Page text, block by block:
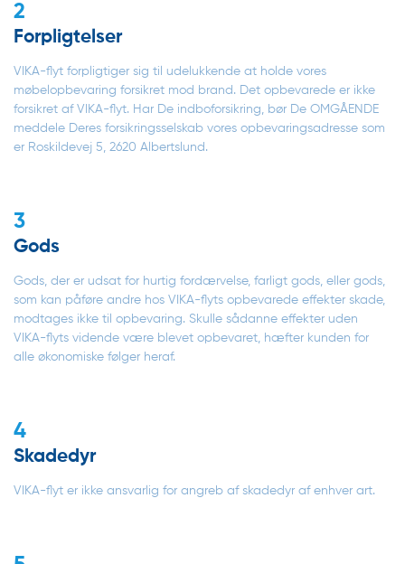
2
Forpligtelser
VIKA-flyt forpligtiger sig til udelukkende at holde vores
møbelopbevaring forsikret mod brand. Det opbevarede er ikke
forsikret af VIKA-flyt. Har De indboforsikring, bør De OMGÅENDE
meddele Deres forsikringsselskab vores opbevaringsadresse som
er Roskildevej 5, 2620 Albertslund.
3
Gods
Gods, der er udsat for hurtig fordærvelse, farligt gods, eller gods,
som kan påføre andre hos VIKA-flyts opbevarede effekter skade,
modtages ikke til opbevaring. Skulle sådanne effekter uden
VIKA-flyts vidende være blevet opbevaret, hæfter kunden for
alle økonomiske følger heraf.
4
Skadedyr
VIKA-flyt er ikke ansvarlig for angreb af skadedyr af enhver art.